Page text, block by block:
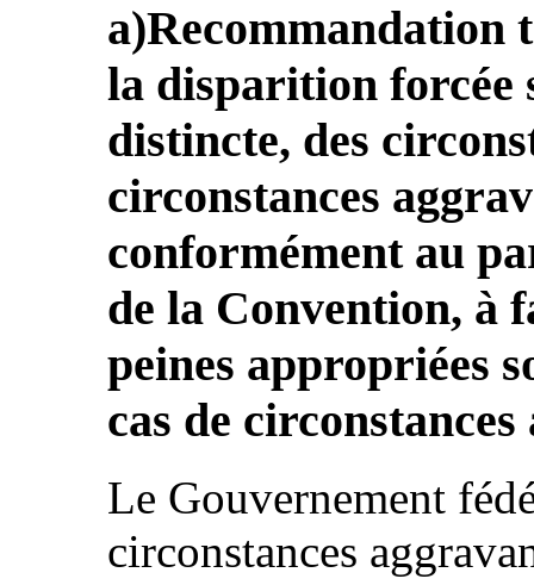
a)Recommandation
la disparition forcée
distincte, des
circonstances
conformément au
de la Convention, à
peines appropriées
cas de
Le Gouvernement
circonstances